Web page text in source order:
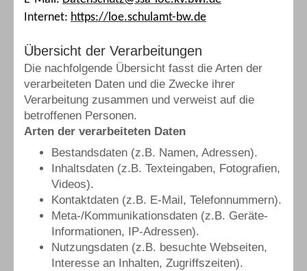
Internet: https://loe.schulamt-bw.de
Übersicht der Verarbeitungen
Die nachfolgende Übersicht fasst die Arten der
verarbeiteten Daten und die Zwecke ihrer
Verarbeitung zusammen und verweist auf die
betroffenen Personen.
Arten der verarbeiteten Daten
Bestandsdaten (z.B. Namen, Adressen).
Inhaltsdaten (z.B. Texteingaben, Fotografien,
Videos).
Kontaktdaten (z.B. E-Mail, Telefonnummern).
Meta-/Kommunikationsdaten (z.B. Geräte-
Informationen, IP-Adressen).
Nutzungsdaten (z.B. besuchte Webseiten,
Interesse an Inhalten, Zugriffszeiten).